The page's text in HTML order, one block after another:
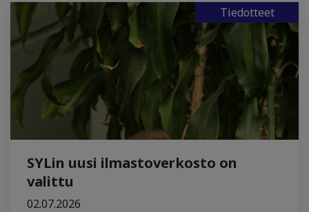
Tiedotteet
SYLin uusi ilmastoverkosto on
valittu
02.07.2026